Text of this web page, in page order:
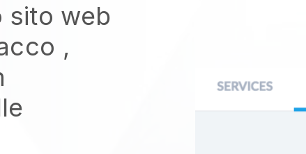
sito web
,